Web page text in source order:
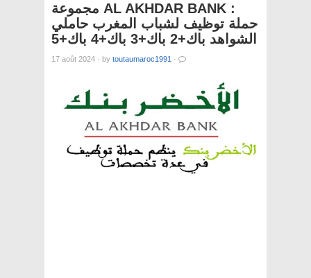
مجموعة AL AKHDAR BANK :
حملة توظيف لشباب المغرب حاملي
الشواهد باك+2 باك+3 باك+4 باك+5
17 août 2024 · by toutaumaroc1991 ·